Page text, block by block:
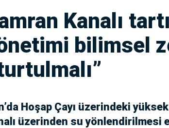
Kanalı
bilimsel
Hoşap Çayı üzerindeki
üzerinden su yönlendirilmesi